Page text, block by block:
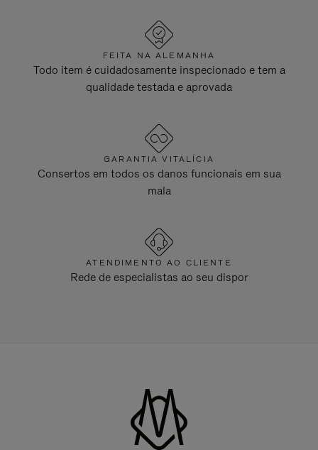
FEITA NA ALEMANHA
Todo item é cuidadosamente inspecionado e tem a
qualidade testada e aprovada
GARANTIA VITALÍCIA
Consertos em todos os danos funcionais em sua
mala
ATENDIMENTO AO CLIENTE
Rede de especialistas ao seu dispor